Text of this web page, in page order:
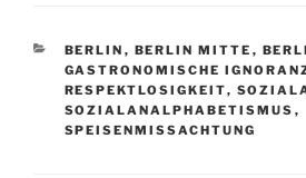
KATEGORIEN
BERLIN , BERLIN MITTE ,
GASTRONOMISCHE
RESPEKTLOSIGKEIT,
SOZIALANALPHABETISMUS ,
SPEISENMISSACHTUNG